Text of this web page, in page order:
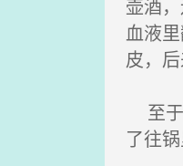
壶酒
血液
皮，
至于
了往